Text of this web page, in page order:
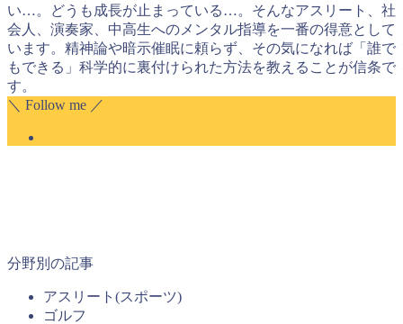
い…。どうも成長が止まっている…。そんなアスリート、社
会人、演奏家、中高生へのメンタル指導を一番の得意として
います。精神論や暗示催眠に頼らず、その気になれば「誰で
もできる」科学的に裏付けられた方法を教えることが信条で
す。
＼ Follow me ／
分野別の記事
アスリート(スポーツ)
ゴルフ